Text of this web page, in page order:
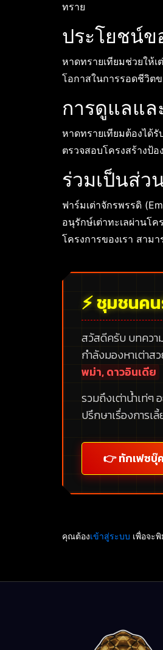
ทราย
ประโยชน์ข
หาดทรายเทียมช่วยให้
โอกาสในการรอดชีวิต
การดูแลแล
หาดทรายเทียมต้องได้
ตรวจสอบโครงสร้างป้
ร่วมเป็นส่ว
ฟาร์มเต่าจักรพรรดิ
อนุรักษ์เต่าทะเลผ่านโ
โครงการของเรา สาม
⚡ ชุมชนค
สวัสดีครับ บทควา
กำลังมองหาเต่าส
พม่า, ดาวอินเดีย
รวมถึงเต่าน้ำเท่ๆ
ปรึกษาเรื่องการเ
👉 ทักเฟซบุ๊
คุณต้องเข้าสู่ระบบ เพื่อจะ